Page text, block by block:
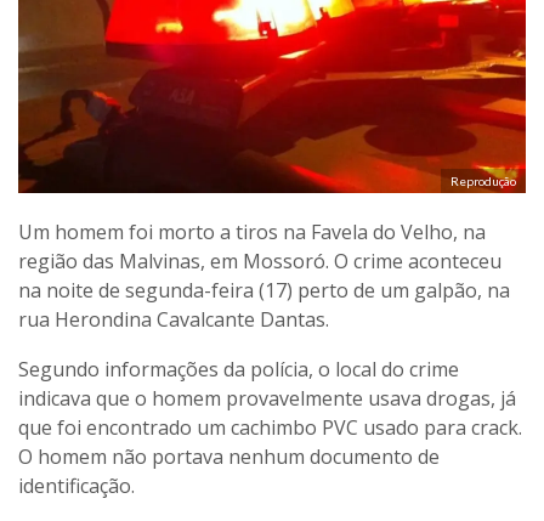
Reprodução
Um homem foi morto a tiros na Favela do Velho, na
região das Malvinas, em Mossoró. O crime aconteceu
na noite de segunda-feira (17) perto de um galpão, na
rua Herondina Cavalcante Dantas.
Segundo informações da polícia, o local do crime
indicava que o homem provavelmente usava drogas, já
que foi encontrado um cachimbo PVC usado para crack.
O homem não portava nenhum documento de
identificação.